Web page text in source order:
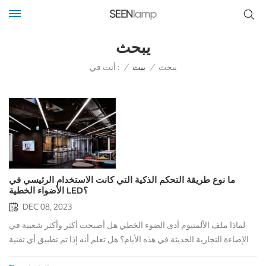
يبحث
أنت في : / بيت / يبحث
ما نوع طريقة التحكم الذكية التي كانت الاستخدام الرئيسي في
الأضواء الخطية LED؟
DEC 08, 2023
لماذا ملف الألمنيوم أدى الضوء الخطي هل أصبحت أكثر وأكثر شعبية في
الإضاءة التجارية الحديثة في هذه الأيام؟ هل تعلم أنه إذا تم تطبيق أي تقنية
تحكم ذكية جديدة في الإضاءة الخطية LED؟ هل يمكن أن تخبرنا من فضلك